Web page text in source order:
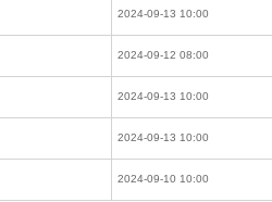
2024-09-13 10:00
2024-09-12 08:00
2024-09-13 10:00
2024-09-13 10:00
2024-09-10 10:00